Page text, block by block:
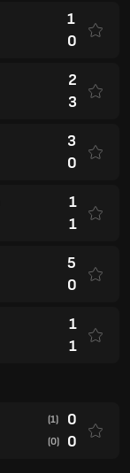
1
0
2
3
3
0
1
1
5
0
1
1
(1) 0
(0) 0